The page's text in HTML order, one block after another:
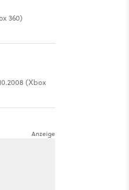
360)
(Xbox